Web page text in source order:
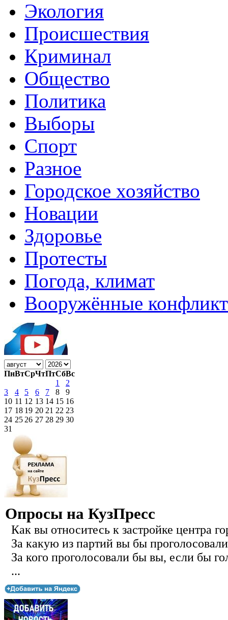
Экология
Происшествия
Криминал
Общество
Политика
Выборы
Спорт
Разное
Городское хозяйство
Новации
Здоровье
Протесты
Погода, климат
Вооружённые
ПнВтСрЧтПтСбВс
1
2
3
4 5 6 7 8
9
10 11 12 13 14 15 16
17 18 19 20 21 22 23
24 25 26 27 28 29 30
31
Опросы на КузПресс
Как вы относитесь к застройке центра
За какую из партий вы бы
За кого проголосовали бы вы, если бы
...